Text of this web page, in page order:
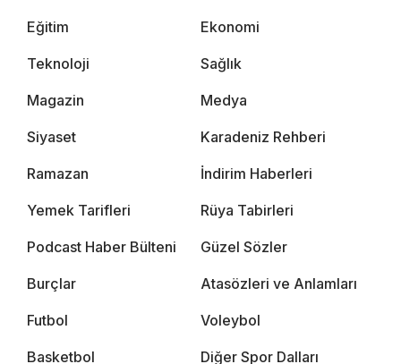
Eğitim Ekonomi
Teknoloji Sağlık
Magazin Medya
Siyaset Karadeniz Rehberi
Ramazan İndirim Haberleri
Yemek Tarifleri Rüya Tabirleri
Podcast Haber Bülteni Güzel Sözler
Burçlar Atasözleri ve Anlamları
Futbol Voleybol
Basketbol Diğer Spor Dalları